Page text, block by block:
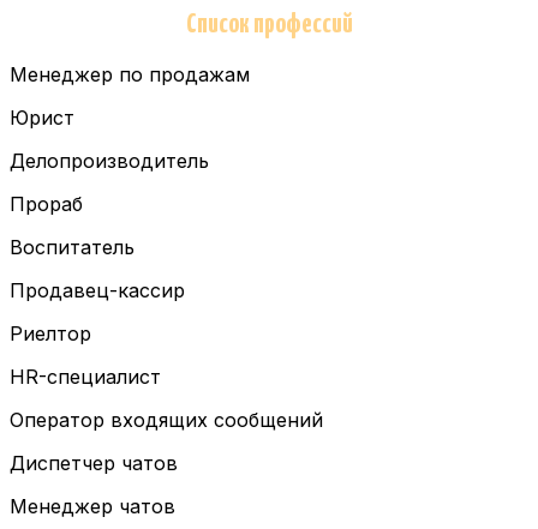
Список профессий
Менеджер по продажам
Юрист
Делопроизводитель
Прораб
Воспитатель
Продавец-кассир
Риелтор
HR-специалист
Оператор входящих сообщений
Диспетчер чатов
Менеджер чатов